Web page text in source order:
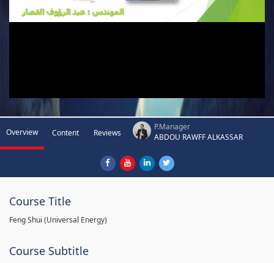
Overview Content Reviews
P.Manager
ABDOU RAWFF ALKASSAR
Course Title
Feng Shui (Universal Energy)
Course Subtitle